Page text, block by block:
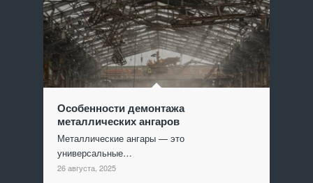
Особенности демонтажа
металлических ангаров
Металлические ангары — это
универсальные…
26 августа, 2025